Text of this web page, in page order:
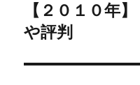
ナ
ビ
ゲ
去
の
稿:
【２０１０年
や評判